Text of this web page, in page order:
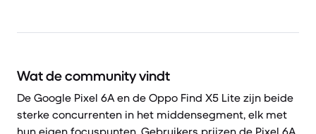
Wat de community vindt
De Google Pixel 6A en de Oppo Find X5 Lite zijn beide
sterke concurrenten in het middensegment, elk met
hun eigen focuspunten. Gebruikers prijzen de Pixel 6A